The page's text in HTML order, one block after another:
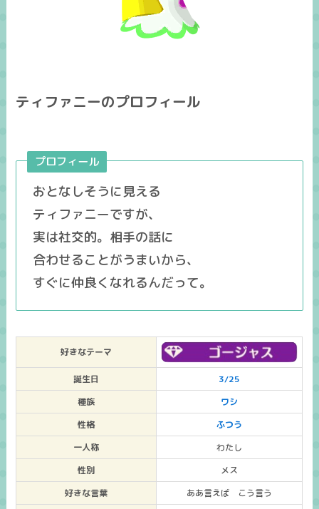
ティファニーのプロフィール
プロフィール
おとなしそうに見える
ティファニーですが、
実は社交的。相手の話に
合わせることがうまいから、
すぐに仲良くなれるんだって。
好きなテーマ
誕生日
3/25
種族
ワシ
性格
ふつう
一人称
わたし
性別
メス
好きな言葉
ああ言えば こう言う